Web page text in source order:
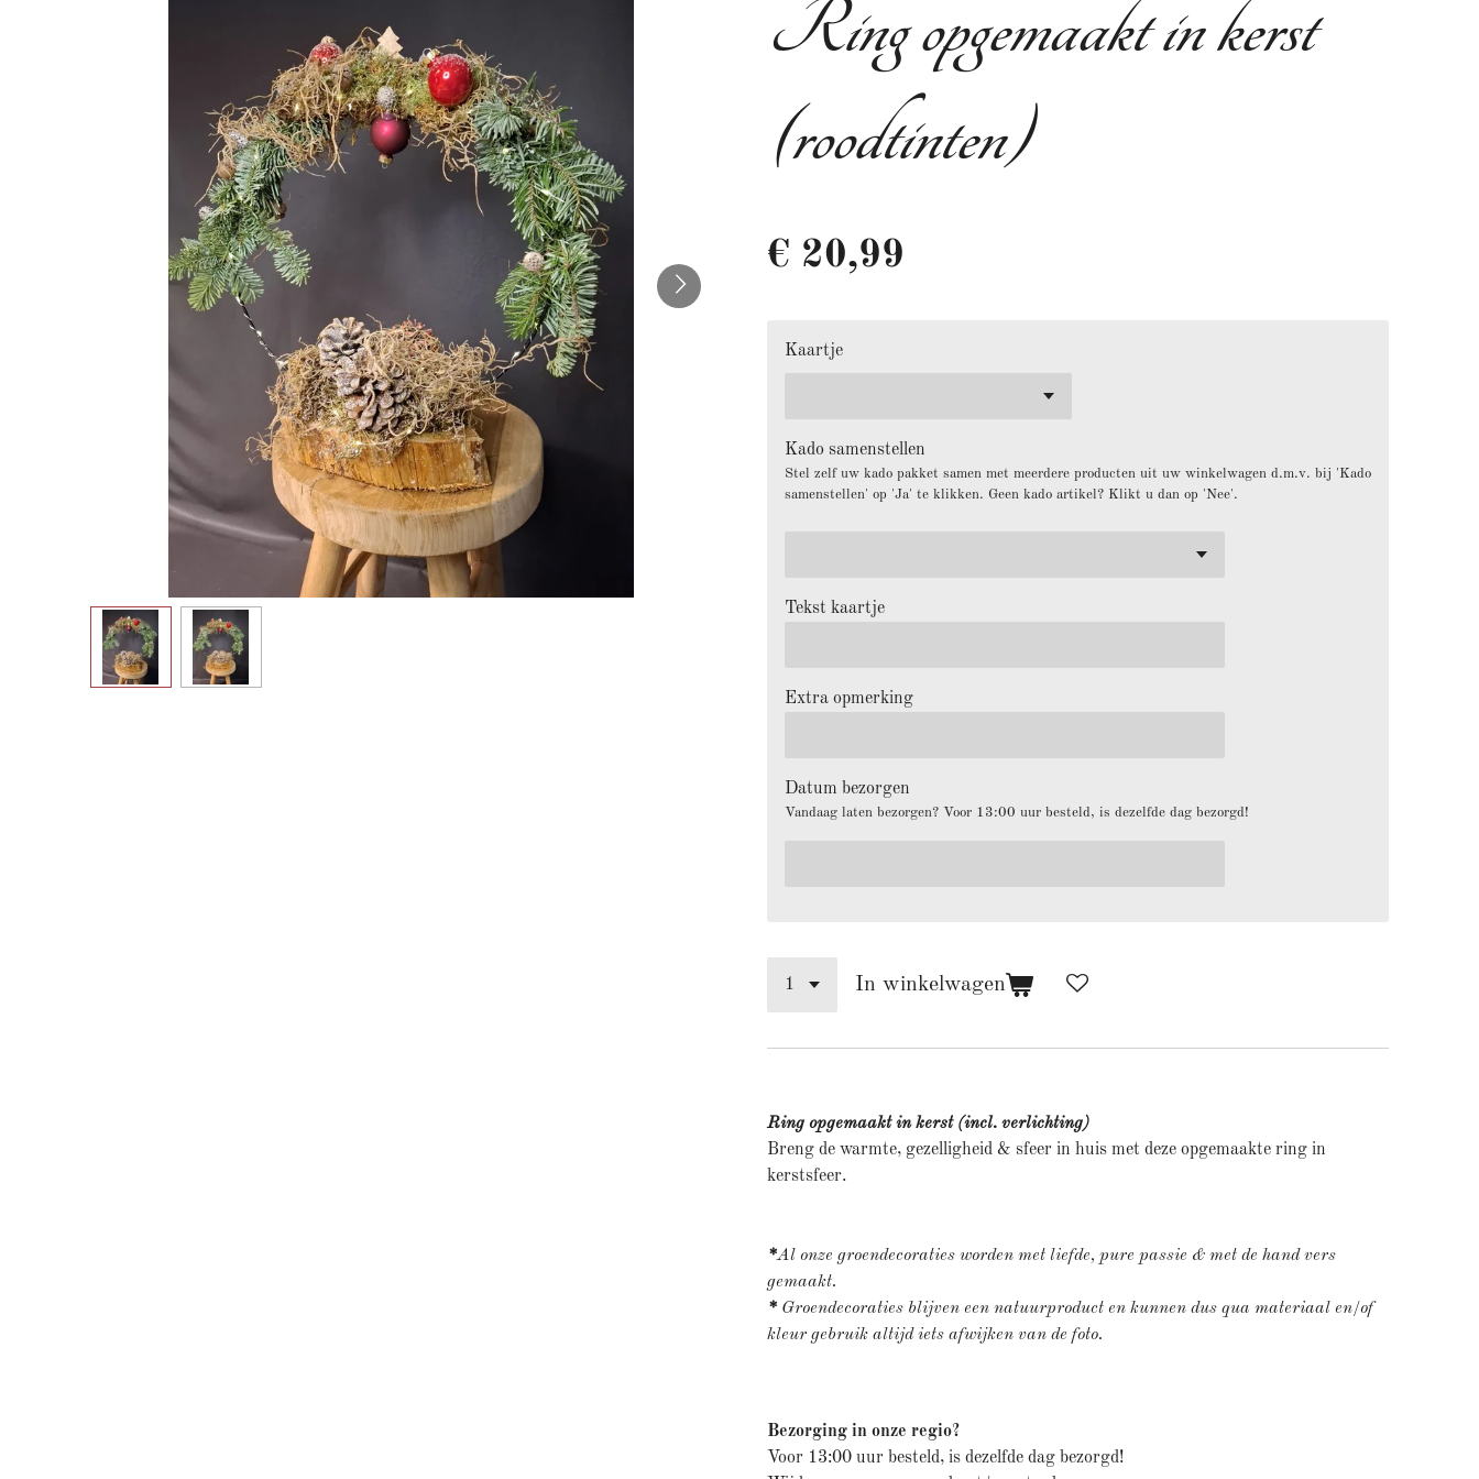
Ring opgemaakt in kerst
(roodtinten)
€ 20,99
Kaartje
Kado samenstellen
Stel zelf uw kado pakket samen met meerdere producten uit uw winkelwagen d.m.v. bij 'Kado
samenstellen' op 'Ja' te klikken. Geen kado artikel? Klikt u dan op 'Nee'.
Tekst kaartje
Extra opmerking
Datum bezorgen
Vandaag laten bezorgen? Voor 13:00 uur besteld, is dezelfde dag bezorgd!
In winkelwagen
Ring opgemaakt in kerst (incl. verlichting)
Breng de warmte, gezelligheid & sfeer in huis met deze opgemaakte ring in
kerstsfeer.
*Al onze groendecoraties worden met liefde, pure passie & met de hand vers
gemaakt.
* Groendecoraties blijven een natuurproduct en kunnen dus qua materiaal en/of
kleur gebruik altijd iets afwijken van de foto.
Bezorging in onze regio?
Voor 13:00 uur besteld, is dezelfde dag bezorgd!